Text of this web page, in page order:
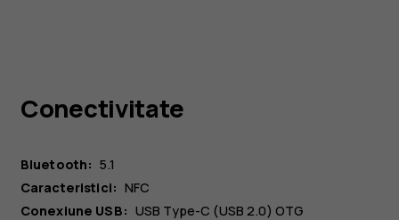
Conectivitate
Bluetooth: 5.1
Caracteristici: NFC
Conexiune USB: USB Type-C (USB 2.0) OTG